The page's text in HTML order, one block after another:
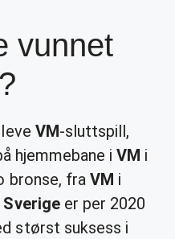
vunnet
VM-sluttspill,
hjemmebane i VM i
bronse, fra VM i
Sverigeer per 2020
størst suksess i